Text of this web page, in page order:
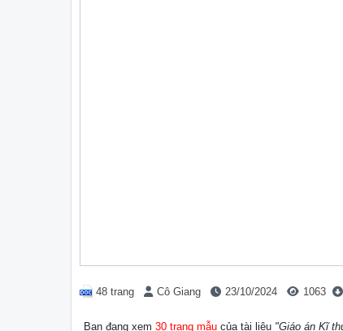
48 trang Cô Giang 23/10/2024 1063
Bạn đang xem 30 trang mẫu của tài liệu "Giáo án Kĩ